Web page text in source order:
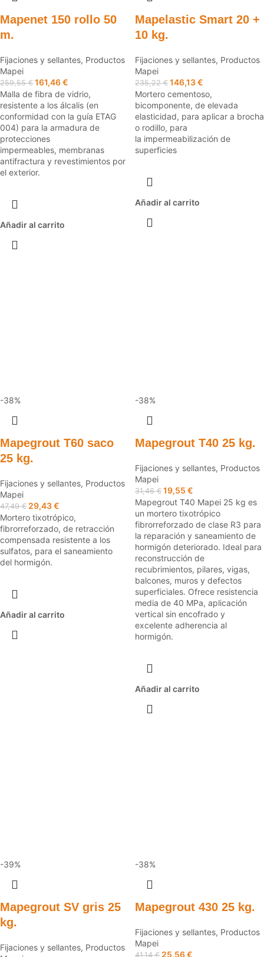
Mapenet 150 rollo 50
m.
Fijaciones y sellantes, Productos
Mapei
259,55€ 161,46€
Malla de fibra de vidrio,
resistente a los álcalis (en
conformidad con la guía ETAG
004) para la armadura de
protecciones
impermeables, membranas
antifractura y revestimientos por
el exterior.
Añadir al carrito
Mapelastic Smart 20 +
10 kg.
Fijaciones y sellantes, Productos
Mapei
235,22€ 146,13€
Mortero cementoso,
bicomponente, de elevada
elasticidad, para aplicar a brocha
o rodillo, para
la impermeabilización de
superficies
Añadir al carrito
-38%
Mapegrout T60 saco
25 kg.
Fijaciones y sellantes, Productos
Mapei
47,49€ 29,43€
Mortero tixotrópico,
fibrorreforzado, de retracción
compensada resistente a los
sulfatos, para el saneamiento
del hormigón.
Añadir al carrito
-38%
Mapegrout T40 25 kg.
Fijaciones y sellantes, Productos
Mapei
31,46€ 19,55 €
Mapegrout T40 Mapei 25 kg es
un mortero tixotrópico
fibrorreforzado de clase R3 para
la reparación y saneamiento de
hormigón deteriorado. Ideal para
reconstrucción de
recubrimientos, pilares, vigas,
balcones, muros y defectos
superficiales. Ofrece resistencia
media de 40 MPa, aplicación
vertical sin encofrado y
excelente adherencia al
hormigón.
Añadir al carrito
-39%
Mapegrout SV gris 25
kg.
Fijaciones y sellantes, Productos
-38%
Mapegrout 430 25 kg.
Fijaciones y sellantes, Productos
Mapei
41,14€ 25,56€